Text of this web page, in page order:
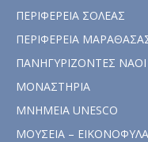
ΠΕΡΙΦΕΡΕΙΑ ΣΟΛΕΑΣ
ΠΕΡΙΦΕΡΕΙΑ
ΠΑΝΗΓΥΡΙΖΟΝΤΕΣ ΝΑΟΙ
ΜΟΝΑΣΤΗΡΙΑ
ΜΝΗΜΕΙΑ UNESCO
ΜΟΥΣΕΙΑ –